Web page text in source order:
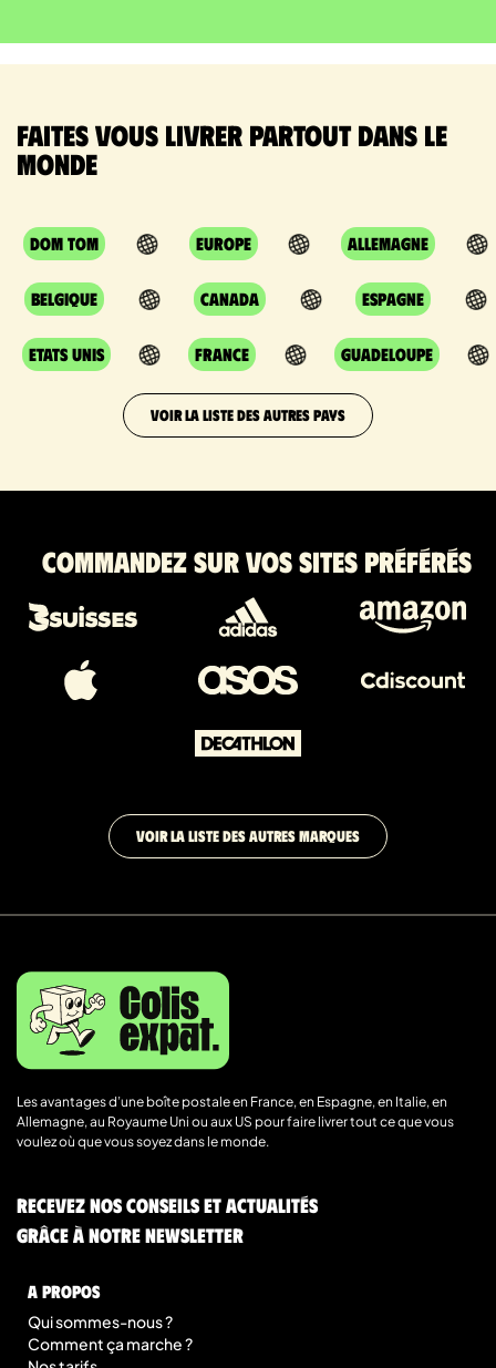
Faites vous livrer partout dans le
monde
DOM TOM Europe Allemagne
Belgique Canada Espagne
Etats Unis France Guadeloupe
VOIR LA LISTE DES AUTRES PAYS
Commandez sur vos sites préférés
VOIR LA LISTE DES AUTRES MARQUES
Les avantages d’une boîte postale en France, en Espagne, en Italie, en
Allemagne, au Royaume Uni ou aux US pour faire livrer tout ce que vous
voulez où que vous soyez dans le monde.
Recevez nos conseils et actualités
grâce à notre newsletter
A Propos
Qui sommes-nous ?
Comment ça marche ?